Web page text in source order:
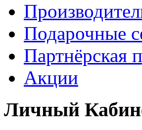
Подарочные
Партнёрская
Акции
Личный